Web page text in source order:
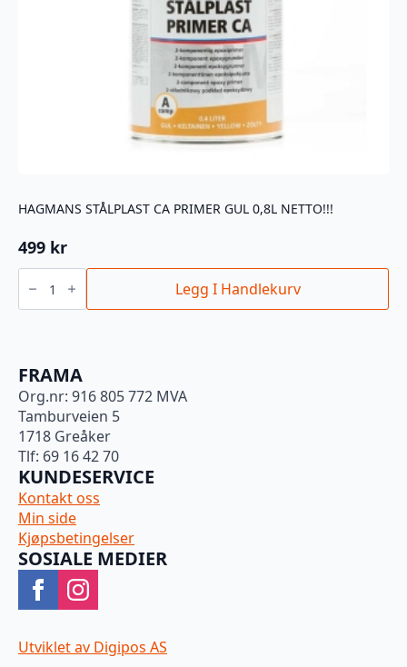
HAGMANS STÅLPLAST CA PRIMER GUL 0,8L NETTO!!!
499 kr
HAGMANS
STÅLPLAST
PRIMER
Legg I Handlekurv
FRAMA
Org.nr: 916 805 772 MVA
Tamburveien 5
1718 Greåker
Tlf: 69 16 42 70
KUNDESERVICE
Kontakt oss
Min side
Kjøpsbetingelser
SOSIALE MEDIER
Utviklet av Digipos AS